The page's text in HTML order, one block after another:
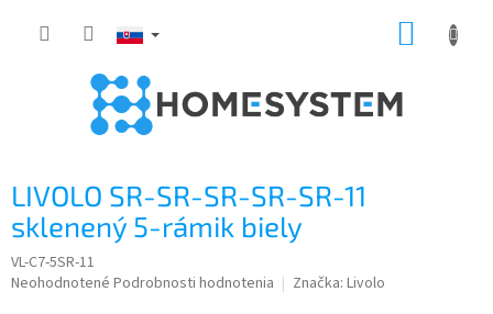
LIVOLO SR-SR-SR-SR-SR-11
sklenený 5-rámik biely
VL-C7-5SR-11
Priemerné
Neohodnotené Podrobnosti hodnotenia Značka: Livolo